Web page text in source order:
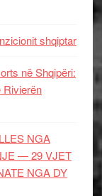
shqiptar
në Shqipëri:
Rivierën
NGA
— 29 VJET
NGA DY